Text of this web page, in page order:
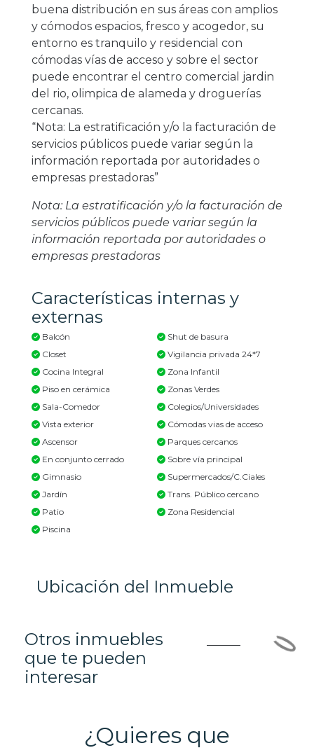
buena distribución en sus áreas con amplios
y cómodos espacios, fresco y acogedor, su
entorno es tranquilo y residencial con
cómodas vías de acceso y sobre el sector
puede encontrar el centro comercial jardin
del rio, olimpica de alameda y droguerías
cercanas.
“Nota: La estratificación y/o la facturación de
servicios públicos puede variar según la
información reportada por autoridades o
empresas prestadoras”
Nota: La estratificación y/o la facturación de
servicios públicos puede variar según la
información reportada por autoridades o
empresas prestadoras
Características internas y
externas
Balcón
Closet
Cocina Integral
Piso en cerámica
Sala-Comedor
Vista exterior
Ascensor
En conjunto cerrado
Gimnasio
Jardín
Patio
Piscina
Shut de basura
Vigilancia privada 24*7
Zona Infantil
Zonas Verdes
Colegios/Universidades
Cómodas vias de acceso
Parques cercanos
Sobre vía principal
Supermercados/C.Ciales
Trans. Público cercano
Zona Residencial
Ubicación del Inmueble
Otros inmuebles
que te pueden
interesar
¿Quieres que